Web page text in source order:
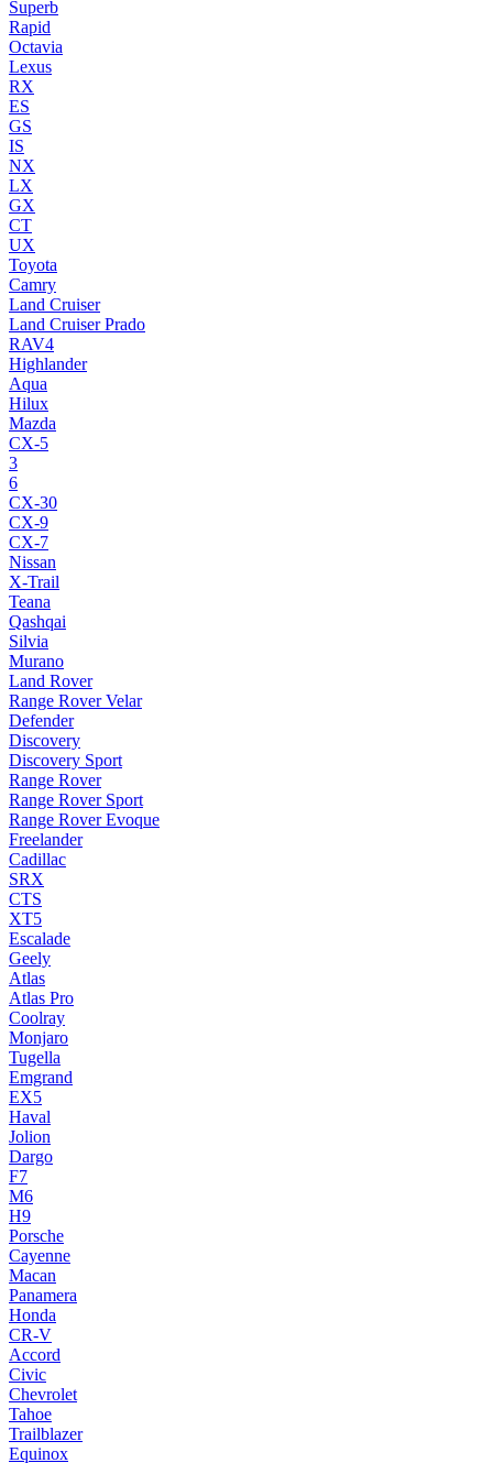
Superb
Rapid
Octavia
Lexus
RX
ES
GS
IS
NX
LX
GX
CT
UX
Toyota
Camry
Land Cruiser
Land Cruiser Prado
RAV4
Highlander
Aqua
Hilux
Mazda
CX-5
3
6
CX-30
CX-9
CX-7
Nissan
X-Trail
Teana
Qashqai
Silvia
Murano
Land Rover
Range Rover Velar
Defender
Discovery
Discovery Sport
Range Rover
Range Rover Sport
Range Rover Evoque
Freelander
Cadillac
SRX
CTS
XT5
Escalade
Geely
Atlas
Atlas Pro
Coolray
Monjaro
Tugella
Emgrand
EX5
Haval
Jolion
Dargo
F7
M6
H9
Porsche
Cayenne
Macan
Panamera
Honda
CR-V
Accord
Civic
Chevrolet
Tahoe
Trailblazer
Equinox